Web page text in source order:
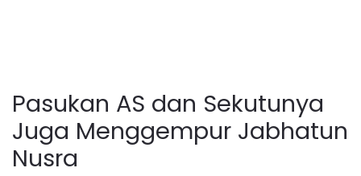
Pasukan AS dan Sekutunya
Juga Menggempur Jabhatun
Nusra